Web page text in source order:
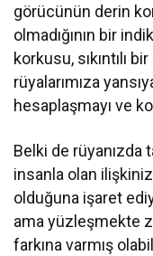
görücünün derin
olmadığının bir
korkusu, sıkıntılı
rüyalarımıza
hesaplaşmayı ve
Belki de rüyanızda
insanla olan
olduğuna işaret
ama yüzleşmekte
farkına varmış